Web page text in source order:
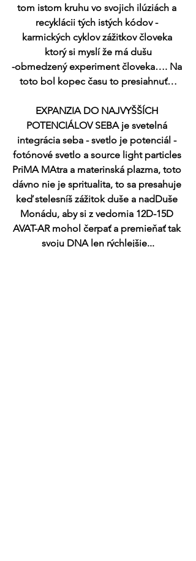
tom istom kruhu vo svojich ilúziách a
recyklácii tých istých kódov -
karmických cyklov zážitkov človeka
ktorý si myslí že má dušu
-obmedzený experiment človeka…. Na
toto bol kopec času to presiahnuť…
EXPANZIA DO NAJVYŠŠÍCH
POTENCIÁLOV SEBA je svetelná
integrácia seba - svetlo je potenciál -
fotónové svetlo a source light particles
PriMA MAtra a materinská plazma, toto
dávno nie je spritualita, to sa presahuje
keď stelesníš zážitok duše a nadDuše
Monádu, aby si z vedomia 12D-15D
AVAT-AR mohol čerpať a premieňať tak
svoju DNA len rýchlejšie...